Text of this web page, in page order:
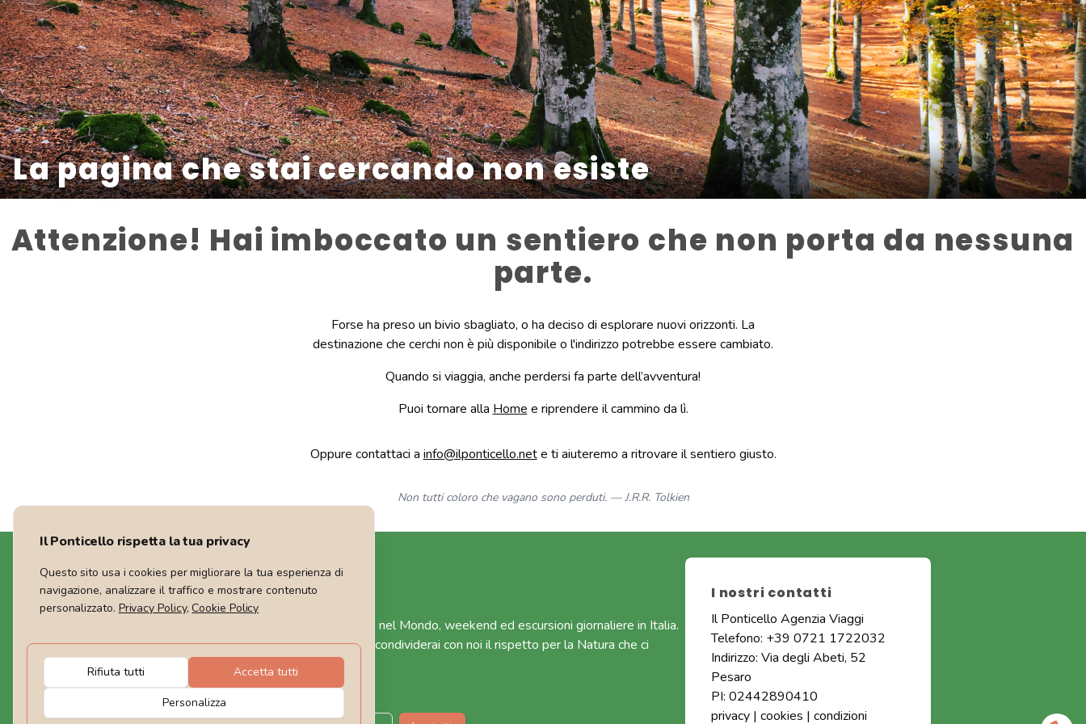
La pagina che stai cercando non esiste
Attenzione! Hai imboccato un sentiero che non porta da nessuna
parte.
Forse ha preso un bivio sbagliato, o ha deciso di esplorare nuovi orizzonti. La
destinazione che cerchi non è più disponibile o l'indirizzo potrebbe essere cambiato.
Quando si viaggia, anche perdersi fa parte dell’avventura!
Puoi tornare alla Home e riprendere il cammino da lì.
Oppure contattaci a info@ilponticello.net e ti aiuteremo a ritrovare il sentiero giusto.
Non tutti coloro che vagano sono perduti. — J.R.R. Tolkien
Siamo un Tour Operator che offre viaggi nel Mondo, weekend ed escursioni giornaliere in Italia.
Guide certificate ti accompagneranno e condividerai con noi il rispetto per la Natura che ci
circonda.
Rimaniamo in contatto
I nostri contatti
Il Ponticello Agenzia Viaggi
Telefono: +39 0721 1722032
Indirizzo: Via degli Abeti, 52
Pesaro
PI: 02442890410
privacy | cookies | condizioni
Il Ponticello rispetta la tua privacy
Questo sito usa i cookies per migliorare la tua esperienza di
navigazione, analizzare il traffico e mostrare contenuto
personalizzato. Privacy Policy, Cookie Policy
Rifiuta tutti
Accetta tutti
Personalizza